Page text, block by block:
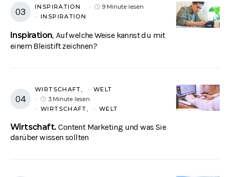
INSPIRATION
9 Minute lesen
INSPIRATION
Inspiration Auf welche Weise kannst du mit
einem Bleistift zeichnen?
WIRTSCHAFT
WELT
3 Minute lesen
WIRTSCHAFT
WELT
Wirtschaft Content Marketing und was Sie
darüber wissen sollten